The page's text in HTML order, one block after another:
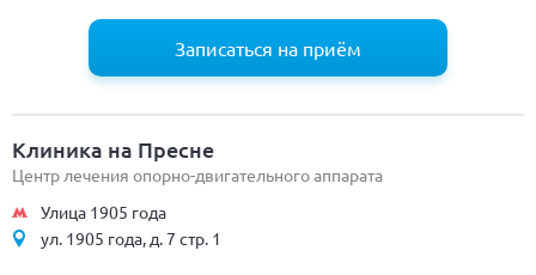
Записаться на приём
Клиника на Пресне
Центр лечения опорно-двигательного аппарата
Улица 1905 года
ул. 1905 года, д. 7 стр. 1